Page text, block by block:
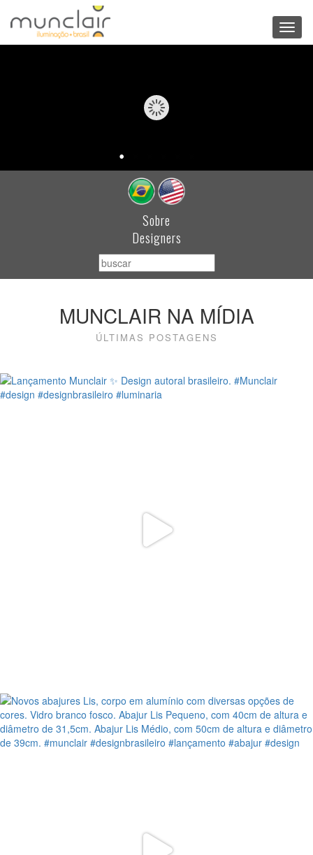
Sobre
Designers
MUNCLAIR NA MÍDIA
ÚLTIMAS POSTAGENS